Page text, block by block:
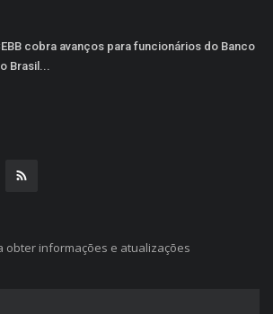
cobra avanços para funcionários do Banco
Brasil...
obter informações e atualizações